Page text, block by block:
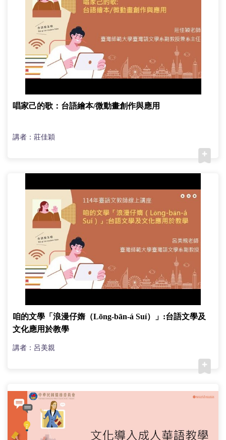
唱家己的歌：台語繪本/微動畫創作與應用
講者：莊佳穎
咱的文學「浪漫仔媠（Lōng-bān-á Suí）」:台語文學及
文化應用於教學
講者：呂美親